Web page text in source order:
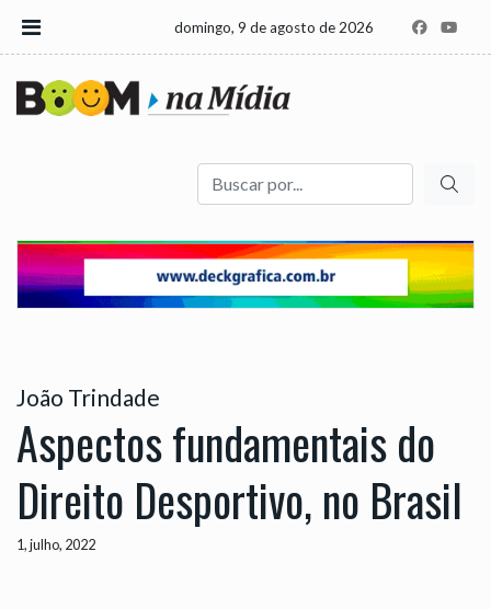
domingo, 9 de agosto de 2026
Buscar
João Trindade
Aspectos fundamentais do
Direito Desportivo, no Brasil
1, julho, 2022